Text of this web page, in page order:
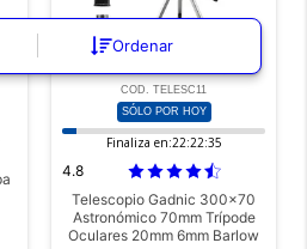
Ordenar
COD. TELESC11
SÓLO POR HOY
Finaliza en:22:22:34
4.8
Telescopio Gadnic 300x70
Astronómico 70mm Trípode
Oculares 20mm 6mm Barlow